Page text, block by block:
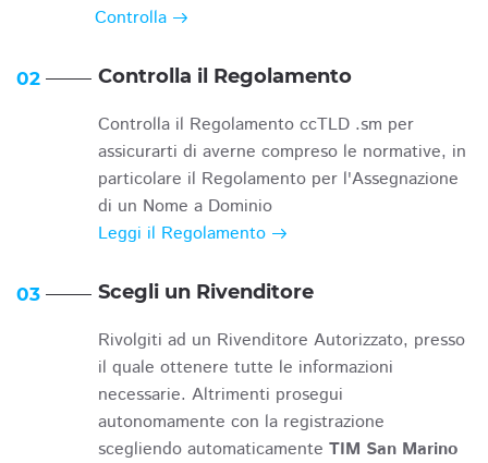
Controlla
02 Controlla il Regolamento
Controlla il Regolamento ccTLD .sm per
assicurarti di averne compreso le normative, in
particolare il Regolamento per l'Assegnazione
di un Nome a Dominio
Leggi il Regolamento
03 Scegli un Rivenditore
Rivolgiti ad un Rivenditore Autorizzato, presso
il quale ottenere tutte le informazioni
necessarie. Altrimenti prosegui
autonomamente con la registrazione
scegliendo automaticamente TIM San Marino